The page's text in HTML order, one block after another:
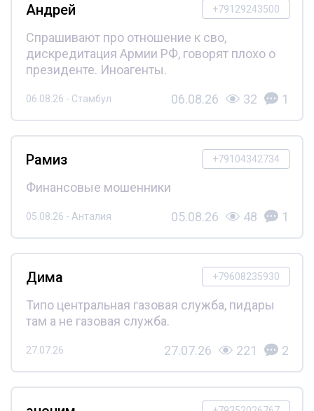
+79129243500
Андрей
Спрашивают про отношение к сво,
дискредитация Армии РФ, говорят плохо о
президенте. Иноагенты.
06.08.26 - Стамбул 06.08.26 32 1
+79104342734
Рамиз
Финансовые мошенники
05.08.26 - Анталия 05.08.26 48 1
+79608235930
Дима
Типо центральная газовая служба, пидары
там а не газовая служба.
27.07.26 27.07.26 221 2